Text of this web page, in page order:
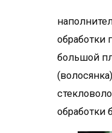
обработки
большой
обработки